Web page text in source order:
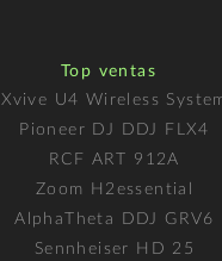
Top ventas
Xvive U4 Wireless
Pioneer DJ DDJ FLX4
RCF ART 912A
Zoom H2essential
AlphaTheta DDJ GRV6
Sennheiser HD 25